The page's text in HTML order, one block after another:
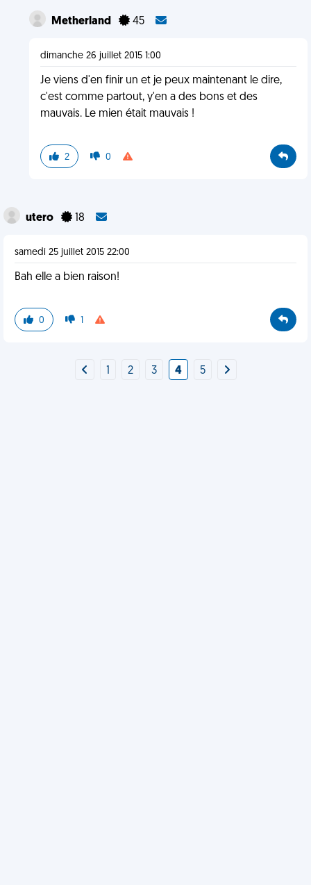
Metherland 45
dimanche 26 juillet 2015 1:00
Je viens d'en finir un et je peux maintenant le dire,
c'est comme partout, y'en a des bons et des
mauvais. Le mien était mauvais !
2 0
utero 18
samedi 25 juillet 2015 22:00
Bah elle a bien raison!
0 1
2 3 4 5